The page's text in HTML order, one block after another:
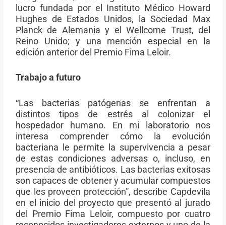
lucro fundada por el Instituto Médico Howard
Hughes de Estados Unidos, la Sociedad Max
Planck de Alemania y el Wellcome Trust, del
Reino Unido; y una mención especial en la
edición anterior del Premio Fima Leloir.
Trabajo a futuro
“Las bacterias patógenas se enfrentan a
distintos tipos de estrés al colonizar el
hospedador humano. En mi laboratorio nos
interesa comprender cómo la evolución
bacteriana le permite la supervivencia a pesar
de estas condiciones adversas o, incluso, en
presencia de antibióticos. Las bacterias exitosas
son capaces de obtener y acumular compuestos
que les proveen protección”, describe Capdevila
en el inicio del proyecto que presentó al jurado
del Premio Fima Leloir, compuesto por cuatro